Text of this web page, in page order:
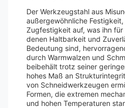
Der Werkzeugstahl aus
außergewöhnliche
Zugfestigkeit auf, was ihn für
denen Haltbarkeit und
Bedeutung sind,
durch Warmwalzen und
beibehält trotz seiner
hohes Maß an
von Schneidwerkzeugen
Formen, die extremen
und hohen Temperaturen